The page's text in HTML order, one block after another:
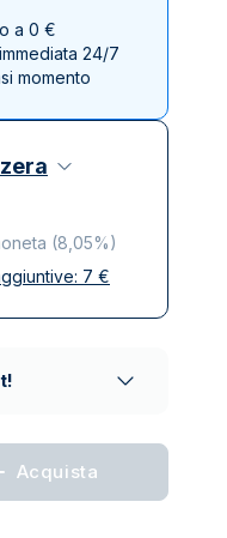
a 0 €
24/7
momento
(8,05%)
7 €
Acquista